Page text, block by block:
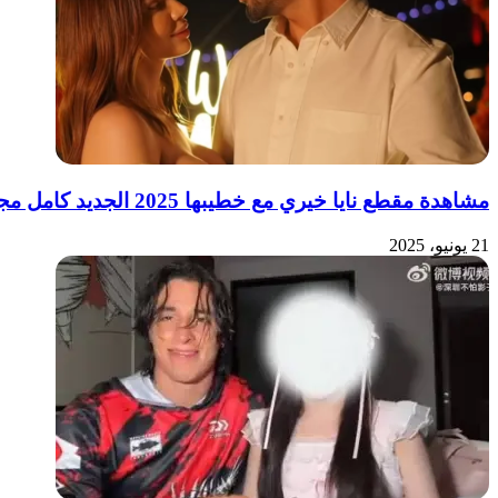
مشاهدة مقطع نايا خيري مع خطيبها 2025 الجديد كامل مجانا
21 يونيو، 2025